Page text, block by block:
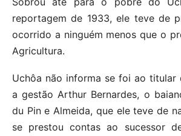
reportagem de 1933, ele teve de
ocorrido a ninguém menos que o
Agricultura.
Uchôa não informa se foi ao titular
a gestão Arthur Bernardes, o
du Pin e Almeida, que ele teve de
se prestou contas ao sucessor